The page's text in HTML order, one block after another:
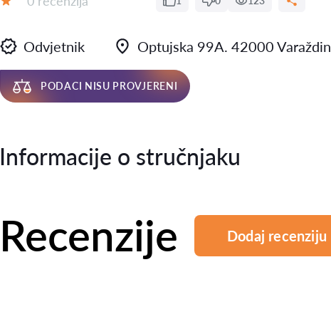
Odvjetnik Optujska 99A. 42000 Varaždin
PODACI NISU PROVJERENI
Informacije o stručnjaku
Recenzije Dodaj recenziju